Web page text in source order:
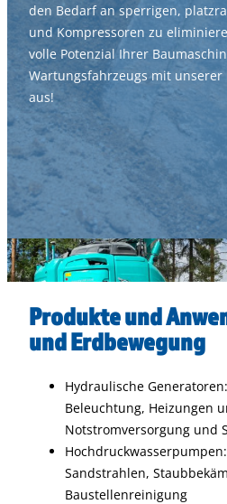
den Bedarf an sperrigen,
und Kompressoren zu
volle Potenzial Ihrer
Wartungsfahrzeugs mit
aus!
Produkte und
und Erdbewegung
Hydraulische
Beleuchtung, Heizungen
Notstromversorgung und
Sandstrahlen,
Baustellenreinigung